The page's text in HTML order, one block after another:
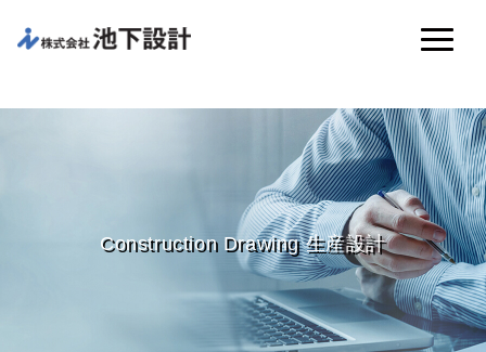
Construction Drawing 生産設計